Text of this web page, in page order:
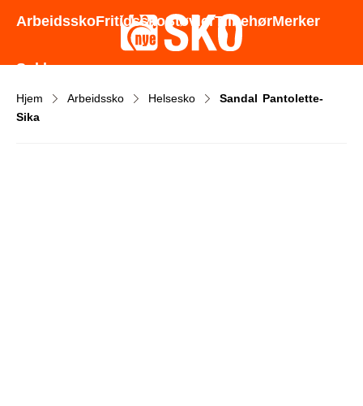
Godt utvalg - Gode priser - Rask levering
ArbeidsskoFritidsskoStøvlerTilbehørMerker
Sokker
Hjem Arbeidssko Helsesko
Sandal Pantolette-
Sika